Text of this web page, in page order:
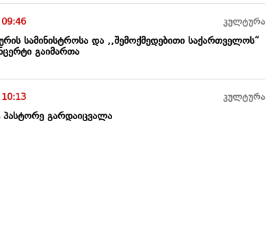
09:46 კულტურა
სამინისტროსა და ,,შემოქმედებითი საქართველოს“
გაიმართა
10:13 კულტურა
პასტორე გარდაიცვალა